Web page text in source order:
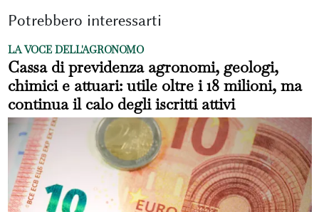
Potrebbero interessarti
LA VOCE DELL'AGRONOMO
Cassa di previdenza agronomi, geologi,
chimici e attuari: utile oltre i 18 milioni, ma
continua il calo degli iscritti attivi